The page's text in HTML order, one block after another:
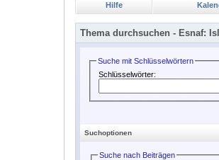
Hilfe
Thema durchsuchen - Esnaf:
Suche mit Schlüsselwörtern
Schlüsselwörter:
Suchoptionen
Suche nach Beiträgen